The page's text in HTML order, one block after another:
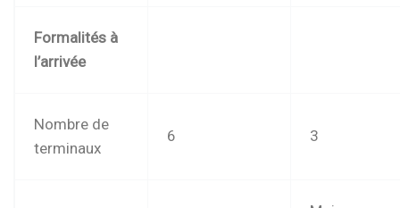
Formalités à
l’arrivée
Nombre de
terminaux
6 3